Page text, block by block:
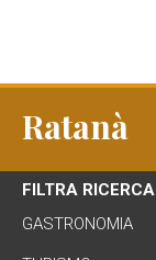
Ratanà
FILTRA RICERCA
GASTRONOMIA